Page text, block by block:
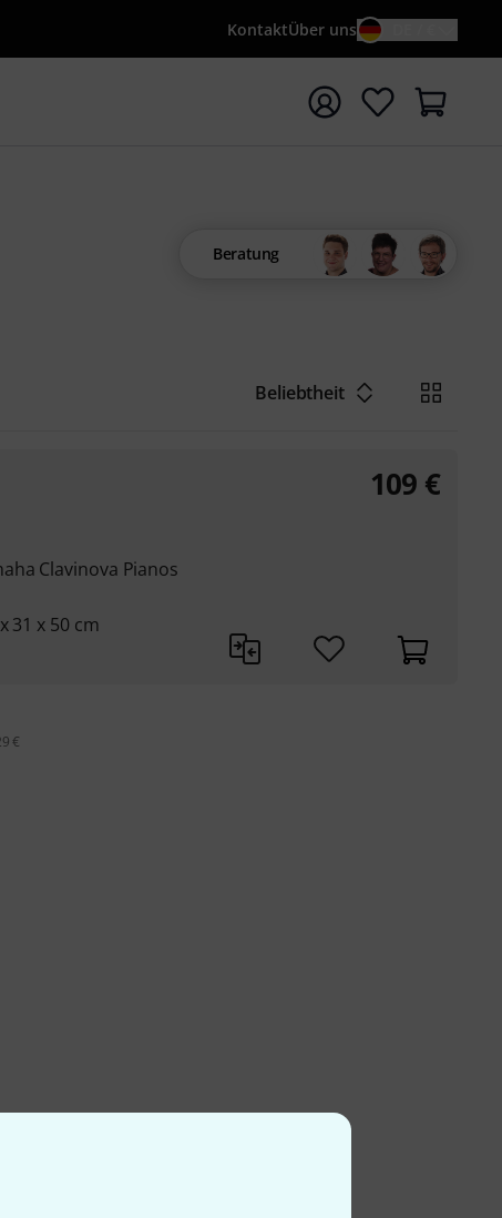
KontaktÜber uns
mit Suchwort {searchTerm} starten
Beratung
Beliebtheit
Clavinova Pianos
31 x 50 cm
109 €
€